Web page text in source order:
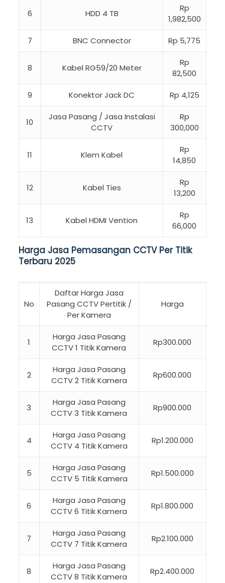
6 HDD 4 TB
Rp
1,982,500
7 BNC Connector Rp 5,775
8 Kabel RG59/20 Meter
Rp
82,500
9 Konektor Jack DC Rp 4,125
10
Jasa Pasang / Jasa Instalasi
CCTV
Rp
300,000
11 Klem Kabel
Rp
14,850
12 Kabel Ties
Rp
13,200
13 Kabel HDMI Vention
Rp
66,000
Harga Jasa Pemasangan CCTV Per Titik
Terbaru 2025
No
Daftar Harga Jasa
Pasang CCTV Pertitik /
Per Kamera
Harga
1
Harga Jasa Pasang
CCTV 1 Titik Kamera
Rp300.000
2
Harga Jasa Pasang
CCTV 2 Titik Kamera
Rp600.000
3
Harga Jasa Pasang
CCTV 3 Titik Kamera
Rp900.000
4
Harga Jasa Pasang
CCTV 4 Titik Kamera
Rp1.200.000
5
Harga Jasa Pasang
CCTV 5 Titik Kamera
Rp1.500.000
6
Harga Jasa Pasang
CCTV 6 Titik Kamera
Rp1.800.000
7
Harga Jasa Pasang
CCTV 7 Titik Kamera
Rp2.100.000
8
Harga Jasa Pasang
CCTV 8 Titik Kamera
Rp2.400.000